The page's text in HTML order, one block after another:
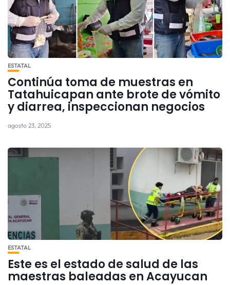
ESTATAL
Continúa toma de muestras en
Tatahuicapan ante brote de vómito
y diarrea, inspeccionan negocios
agosto 23, 2025
ESTATAL
Este es el estado de salud de las
maestras baleadas en Acayucan